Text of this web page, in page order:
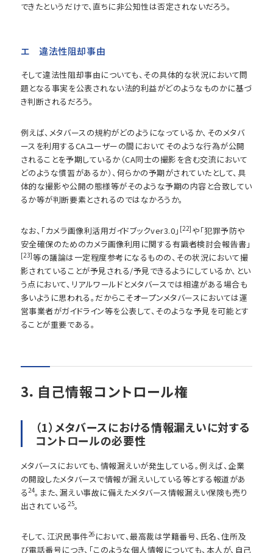
できたというだけで、直ちに非公知性は否定されないだろう。
エ 違法性阻却事由
そして違法性阻却事由についても、その具体的な状況において問
題となる事実を公表されない法的利益がどのようなものかに基づ
き判断されるだろう。
例えば、メタバースの規約がどのようになっているか、そのメタバ
ースを利用するCAユーザーの間においてそのような行為が公開
されることを予期しているか（CA同士の撮影を含む交流において
どのような慣習があるか）、何らかの予期がされていたとして、具
体的な撮影や公開の態様等がそのような予期の内容と合致してい
るか等が判断要素とされるのではなかろうか。
なお、「カメラ画像利活用ガイドブックver3.0」 [22] や「犯罪予防や
安全確保のためのカメラ画像利用に関する有識者検討会報告書」
[23]等の議論は一定程度参考になるものの、その状況において撮
影されていることが予見される/予見できるようにしているか、とい
う点において、リアルワールドとメタバースでは相違がある場合も
多いように思われる。だからこそオープンメタバースにおいては運
営事業者がガイドライン等を公表して、そのような予見を可能とす
ることが重要である。
3．自己情報コントロール権
（1）メタバースにおける情報漏えいに対する
コントロールの必要性
メタバースにおいても、情報漏えいが発生している。例えば、企業
の開設したメタバースで情報が漏えいしている等とする報道があ
る24。また、漏えい事故に備えたメタバース情報漏えい保険も売り
出されている25。
そして、江沢民事件26 において、最高裁は学籍番号、氏名、住所及
び電話番号につき、「このような個人情報についても、本人が、自己